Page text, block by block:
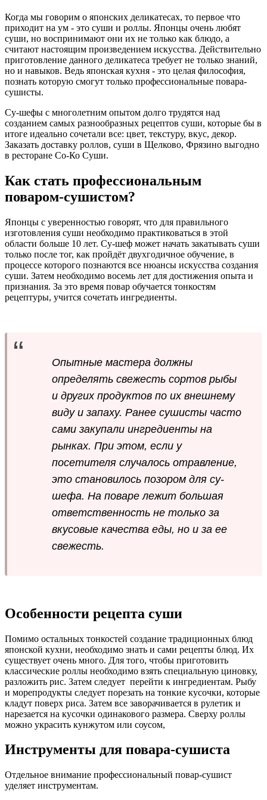
Когда мы говорим о японских деликатесах, то первое что
приходит на ум - это суши и роллы. Японцы очень любят
суши, но воспринимают они их не только как блюдо, а
считают настоящим произведением искусства. Действительно
приготовление данного деликатеса требует не только знаний,
но и навыков. Ведь японская кухня - это целая философия,
познать которую смогут только профессиональные повара-
сушисты.
Су-шефы с многолетним опытом долго трудятся над
созданием самых разнообразных рецептов суши, которые бы в
итоге идеально сочетали все: цвет, текстуру, вкус, декор.
Заказать доставку роллов, суши в Щелково, Фрязино выгодно
в ресторане Со-Ко Суши.
Как стать профессиональным
поваром-сушистом?
Японцы с уверенностью говорят, что для правильного
изготовления суши необходимо практиковаться в этой
области больше 10 лет. Су-шеф может начать закатывать суши
только после тог, как пройдёт двухгодичное обучение, в
процессе которого познаются все нюансы искусства создания
суши. Затем необходимо восемь лет для достижения опыта и
признания. За это время повар обучается тонкостям
рецептуры, учится сочетать ингредиенты.
Опытные мастера должны
определять свежесть сортов рыбы
и других продуктов по их внешнему
виду и запаху. Ранее сушисты часто
сами закупали ингредиенты на
рынках. При этом, если у
посетителя случалось отравление,
это становилось позором для су-
шефа. На поваре лежит большая
ответственность не только за
вкусовые качества еды, но и за ее
свежесть.
Особенности рецепта суши
Помимо остальных тонкостей создание традиционных блюд
японской кухни, необходимо знать и сами рецепты блюд. Их
существует очень много. Для того, чтобы приготовить
классические роллы необходимо взять специальную циновку,
разложить рис. Затем следует перейти к ингредиентам. Рыбу
и морепродукты следует порезать на тонкие кусочки, которые
кладут поверх риса. Затем все заворачивается в рулетик и
нарезается на кусочки одинакового размера. Сверху роллы
можно украсить кунжутом или соусом,
Инструменты для повара-сушиста
Отдельное внимание профессиональный повар-сушист
уделяет инструментам.